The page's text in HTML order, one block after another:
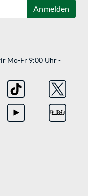
Anmelden
Mo-Fr 9:00 Uhr -